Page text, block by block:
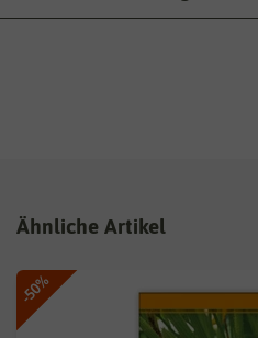
Ähnliche Artikel
-50%